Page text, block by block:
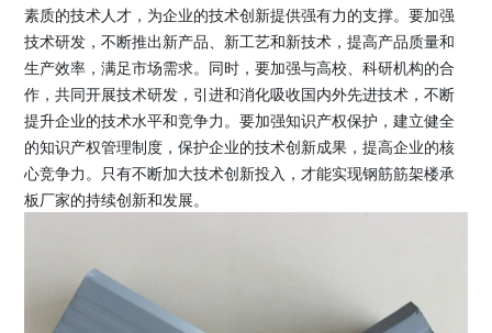
素质的技术人才，为企业的技术创新提供强有力的支撑。要加强
技术研发，不断推出新产品、新工艺和新技术，提高产品质量和
生产效率，满足市场需求。同时，要加强与高校、科研机构的合
作，共同开展技术研发，引进和消化吸收国内外先进技术，不断
提升企业的技术水平和竞争力。要加强知识产权保护，建立健全
的知识产权管理制度，保护企业的技术创新成果，提高企业的核
心竞争力。只有不断加大技术创新投入，才能实现钢筋筋架楼承
板厂家的持续创新和发展。